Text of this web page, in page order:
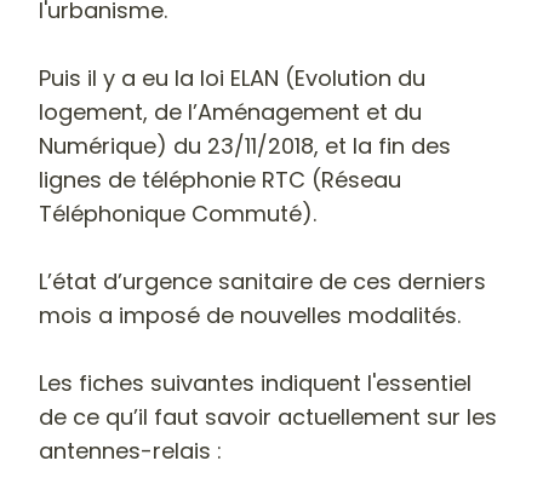
l'urbanisme.
Puis il y a eu la loi ELAN (Evolution du
logement, de l’Aménagement et du
Numérique) du 23/11/2018, et la fin des
lignes de téléphonie RTC (Réseau
Téléphonique Commuté).
L’état d’urgence sanitaire de ces derniers
mois a imposé de nouvelles modalités.
Les fiches suivantes indiquent l'essentiel
de ce qu’il faut savoir actuellement sur les
antennes-relais :